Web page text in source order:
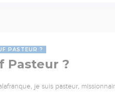
PASTEUR ?
Pasteur ?
je suis pasteur,